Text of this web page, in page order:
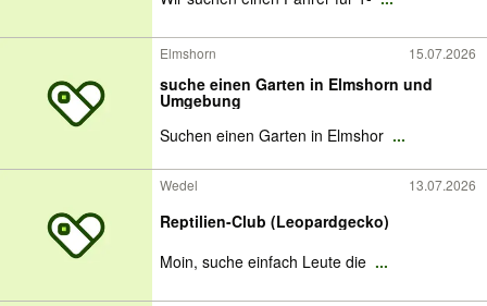
Elmshorn 15.07.2026
suche einen Garten in Elmshorn und
Umgebung
Suchen einen Garten in Elmshor ...
Wedel 13.07.2026
Reptilien-Club (Leopardgecko)
Moin, suche einfach Leute die ...